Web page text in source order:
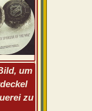
um
zu